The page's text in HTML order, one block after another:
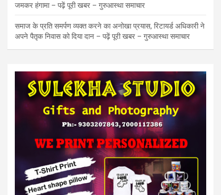
जमकर हंगामा – पढ़ें पूरी खबर – गुरुआस्था समाचार
समाज के प्रति समर्पण व्यक्त करने का अनोखा प्रयास, रिटायर्ड अधिकारी ने
अपने पैतृक निवास को दिया दान – पढ़ें पूरी खबर – गुरुआस्था समाचार